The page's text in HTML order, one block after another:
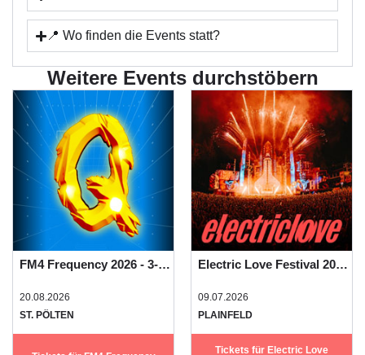
📍 Wo finden die Events statt?
Weitere Events durchstöbern
FM4 Frequency 2026 - 3-Tages-Festivalpass
20.08.2026
ST. PÖLTEN
Electric Love Festival 2026 - Basic Camping
09.07.2026
PLAINFELD
Tickets für Electric Love